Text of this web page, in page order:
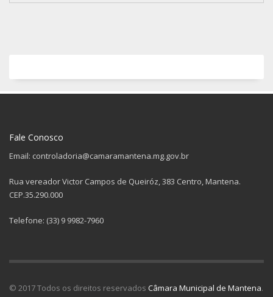
Fale Conosco
Email: controladoria@camaramantena.mg.gov.br
Rua vereador Victor Campos de Queiróz, 383 Centro, Mantena.
CEP.35.290.000
Telefone: (33) 9 9982-7960
© 2017 Todos os direitos reservados Câmara Municipal de Mantena.